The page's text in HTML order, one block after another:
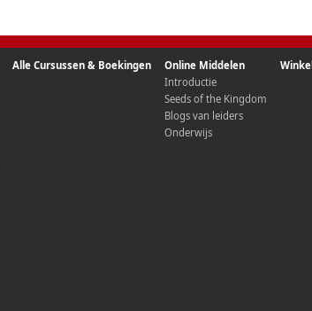
Alle Cursussen & Boekingen
Online Middelen
Introductie
Seeds of the Kingdom
Blogs van leiders
Onderwijs
Winkel